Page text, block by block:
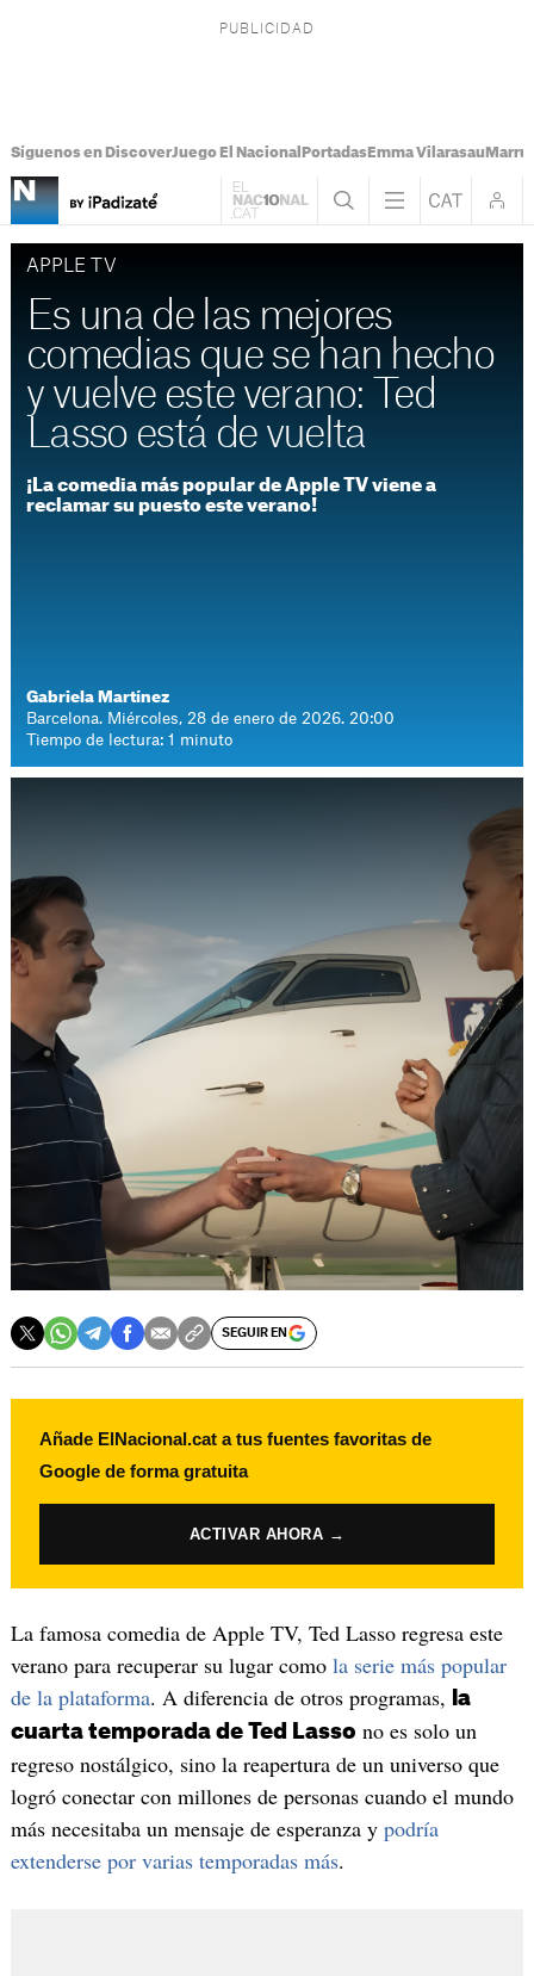
Síguenos en DiscoverJuego El Nacional PortadasEmma Vilarasau
APPLE TV
Es una de las mejores
comedias que se han hecho
y vuelve este verano: Ted
Lasso está de vuelta
¡La comedia más popular de Apple TV viene a
reclamar su puesto este verano!
Gabriela Martínez
Barcelona. Miércoles, 28 de enero de 2026. 20:00
Tiempo de lectura: 1 minuto
SEGUIR EN
Añade ElNacional.cat a tus fuentes favoritas de
Google de forma gratuita
ACTIVAR AHORA →
La famosa comedia de Apple TV, Ted Lasso regresa este
verano para recuperar su lugar como la serie más popular
de la plataforma. A diferencia de otros programas,
la
cuarta temporada de Ted Lasso no es solo un
regreso nostálgico, sino la reapertura de un universo que
logró conectar con millones de personas cuando el mundo
más necesitaba un mensaje de esperanza y podría
extenderse por varias temporadas más.